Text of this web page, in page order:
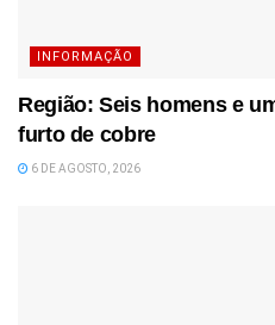
INFORMAÇÃO
Região: Seis homens e
furto de cobre
6 DE AGOSTO, 2026